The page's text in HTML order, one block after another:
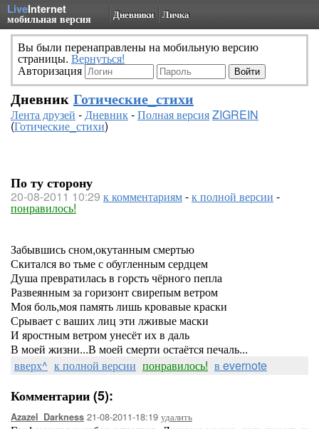
LiveInternet
мобильная версия Дневники Личка
Вы были перенаправлены на мобильную версию
страницы. Вернуться!
Авторизация
Дневник Готические_стихи
Лента друзей -Дневник-Полная версияZIGREIN
(Готические_стихи)
По ту сторону
20-08-2011 10:29 к комментариям-к полной версии -
понравилось!
Забывшись сном,окутанным смертью
Скитался во тьме с обугленным сердцем
Душа превратилась в горсть чёрного пепла
Развеянным за горизонт свирепым ветром
Моя боль,моя память лишь кровавые краски
Срывает с ваших лиц эти лживые маски
И яростным ветром унесёт их в даль
В моей жизни...В моей смерти остаётся печаль...
вверх^ к полной версии понравилось! в evernote
Комментарии (5):
Azazel_Darkness 21-08-2011-18:19 удалить